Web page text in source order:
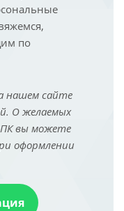
по
нашем сайте
О желаемых
ПК вы можете
оформлении